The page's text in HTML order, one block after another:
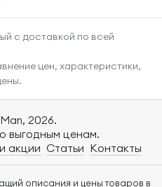
с доставкой по всей
цен, характеристики,
2026.
выгодным ценам.
акции Статьи Контакты
описания и цены товаров в